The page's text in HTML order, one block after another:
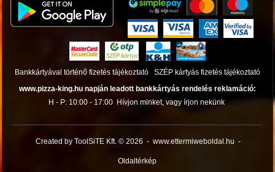
Bankkártyával történő fizetés tájékoztató
SZÉP kártyás fizetés tájékoztató
www.pizza-king.hu napján leadott bankkártyás rendelés reklamáció:
H - P: 10:00 - 17:00 Hívjon minket, vagy írjon nekünk
Created by ToolSiTE Kft. © 2026 - www.ettermiweboldal.hu -
Oldaltérkép